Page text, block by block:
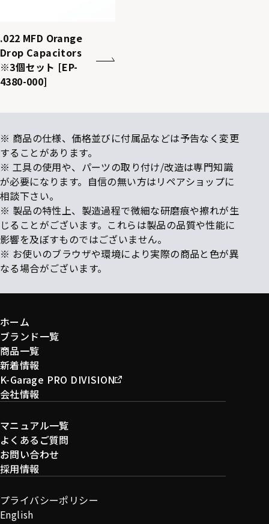
.022 MFD Orange
Drop Capacitors
※3個セット [EP-
4380-000]
※ 商品の仕様、価格並びに付属品などは予告なく変更
することがあります。
※ 工具の使用や、パーツの取り付け/改造は専門知識
が必要になります。自信の無い方はリペアショップに
相談下さい。
※ 製品の特性上、製造過程で微細な研磨痕や擦れが生
じることがございます。これらは製品の品質や性能に
影響を及ぼすものではございません。
※ お使いのブラウザや環境により実際の商品と色が異
なる場合がございます。
ホーム
ブランド一覧
商品一覧
新着情報
K-Garage PRO DIVISION
会社情報
マニュアル一覧
よくあるご質問
お問い合わせ
採用情報
プライバシーポリシー
English